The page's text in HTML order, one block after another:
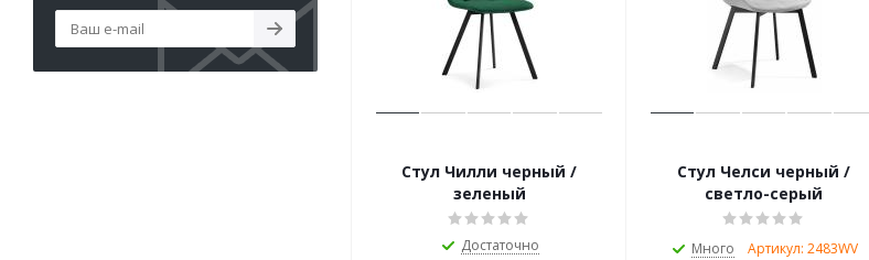
Стул Чилли черный /
зеленый
Достаточно
Стул Челси черный /
светло-серый
Много Артикул: 2483WV